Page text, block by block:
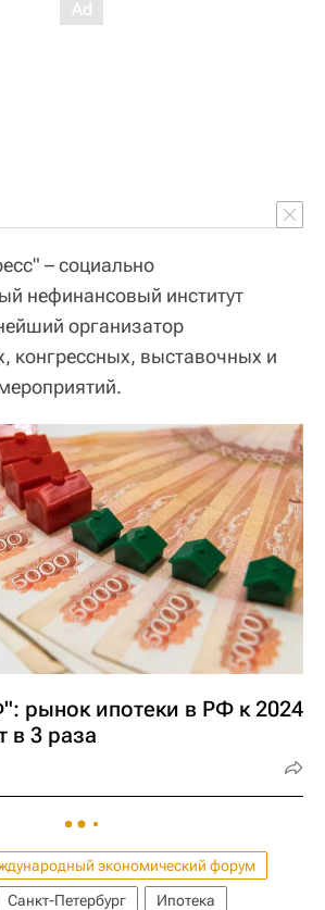
– социально
нефинансовый институт
организатор
конгрессных, выставочных и
рынок ипотеки в РФ к 2024
в 3 раза
экономический форум
Санкт-Петербург
Ипотека